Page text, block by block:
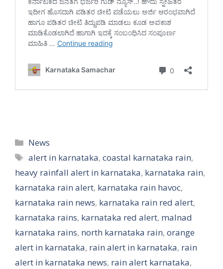
Categories
News
Tags
alert in karnataka,coastal karnataka rain,
heavy rainfall alert in karnataka, karnataka rain,
karnataka rain alert, karnataka rain havoc,
karnataka rain news, karnataka rain red alert,
karnataka rains, karnataka red alert, malnad
karnataka rains, north karnataka rain, orange
alert in karnataka, rain alert in karnataka, rain
alert in karnataka news, rain alert karnataka,